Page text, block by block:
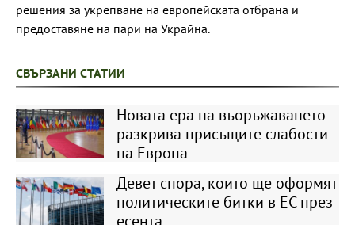
решения за укрепване на европейската отбрана и
предоставяне на пари на Украйна.
СВЪРЗАНИ СТАТИИ
Новата ера на въоръжаването
разкрива присъщите слабости
на Европа
Девет спора, които ще оформят
политическите битки в ЕС през
есента